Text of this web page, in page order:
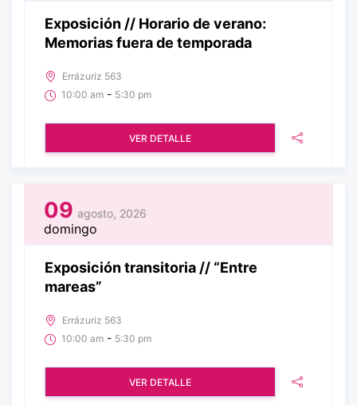
Exposición // Horario de verano:
Memorias fuera de temporada
Errázuriz 563
10:00 am - 5:30 pm
VER DETALLE
09 agosto, 2026
domingo
Exposición transitoria // “Entre
mareas”
Errázuriz 563
10:00 am - 5:30 pm
VER DETALLE